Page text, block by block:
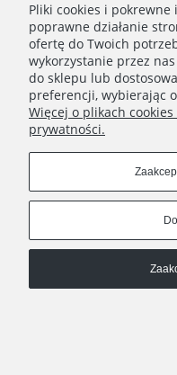
Zapisując się do
przetwarzanie
Polityką
elektroniczną
Pliki cookies i
poprawne działanie
ofertę do Twoich
wykorzystanie przez
do sklepu lub
preferencji, wybierając
Więcej o plikach
prywatności.